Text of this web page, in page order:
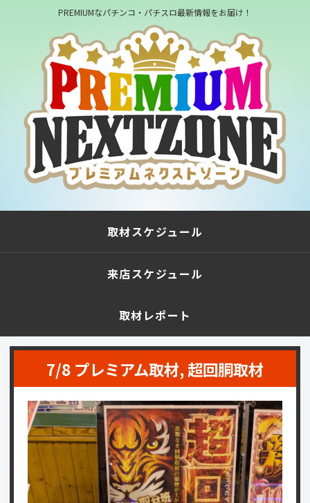
PREMIUMなパチンコ・パチスロ最新情報をお届け！
取材スケジュール
来店スケジュール
取材レポート
7/8 プレミアム取材, 超回胴取材